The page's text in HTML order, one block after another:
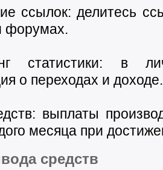
ссылок: делитесь
форумах.
статистики: в
о переходах и доходе.
выплаты
месяца при
средств